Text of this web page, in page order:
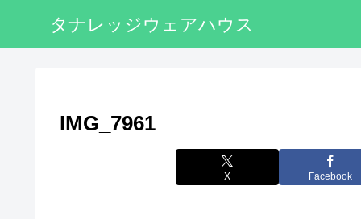
タナレッジウェアハウス
IMG_7961
X Facebook